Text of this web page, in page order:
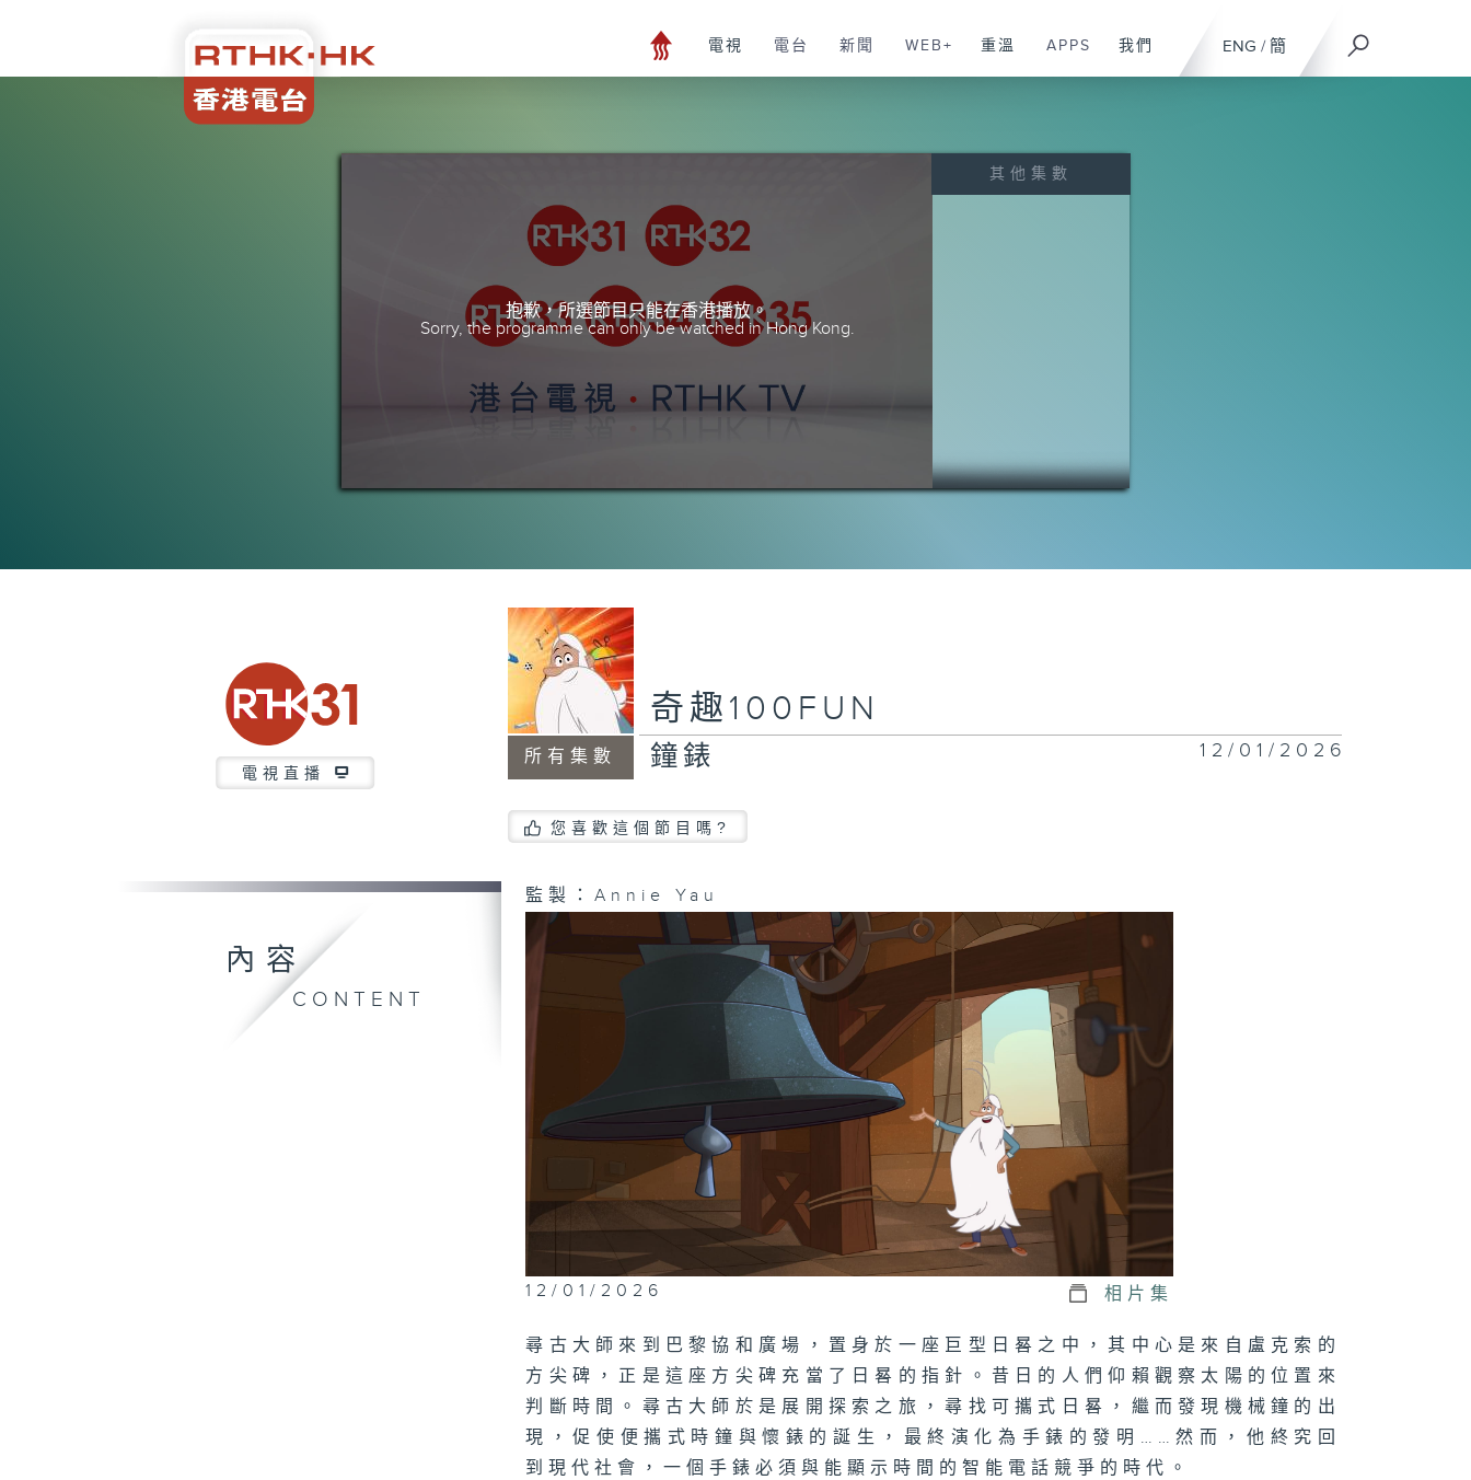
ENG / 簡
電視 電台 新聞 WEB+ 重溫 APPS 我們
抱歉，所選節目只能在香港播放。
Sorry, the programme can only be watched in Hong Kong.
其他集數
電視直播
所有集數
奇趣100FUN
鐘錶 12/01/2026
您喜歡這個節目嗎?
內容
CONTENT
監製：Annie Yau
12/01/2026 相片集
尋古大師來到巴黎協和廣場，置身於一座巨型日晷之中，其中心是來自盧克索的
方尖碑，正是這座方尖碑充當了日晷的指針。昔日的人們仰賴觀察太陽的位置來
判斷時間。尋古大師於是展開探索之旅，尋找可攜式日晷，繼而發現機械鐘的出
現，促使便攜式時鐘與懷錶的誕生，最終演化為手錶的發明……然而，他終究回
到現代社會，一個手錶必須與能顯示時間的智能電話競爭的時代。